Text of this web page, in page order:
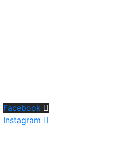
Facebook
Instagram